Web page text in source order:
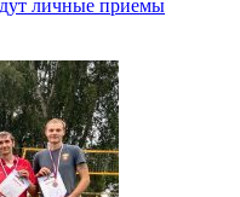
личные приемы